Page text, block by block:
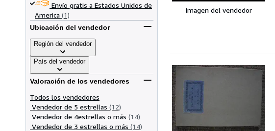
Envío gratis a Estados Unidos de
America (1)
Ubicación del vendedor
Región del vendedor
País del vendedor
Valoración de los vendedores
Todos los vendedores
Vendedor de 5 estrellas (12)
Vendedor de 4estrellas o más (14)
Vendedor de 3 estrellas o más (14)
Imagen del vendedor